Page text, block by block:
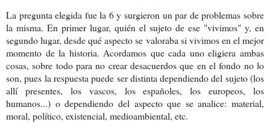
La pregunta elegida fue la 6 y surgieron un par de problemas sobre
la misma. En primer lugar, quién el sujeto de ese "vivimos" y, en
segundo lugar, desde qué aspecto se valoraba si vivimos en el mejor
momento de la historia. Acordamos que cada uno eligiera ambas
cosas, sobre todo para no crear desacuerdos que en el fondo no lo
son, pues la respuesta puede ser distinta dependiendo del sujeto (los
allí presentes, los vascos, los españoles, los europeos, los
humanos...) o dependiendo del aspecto que se analice: material,
moral, político, existencial, medioambiental, etc.